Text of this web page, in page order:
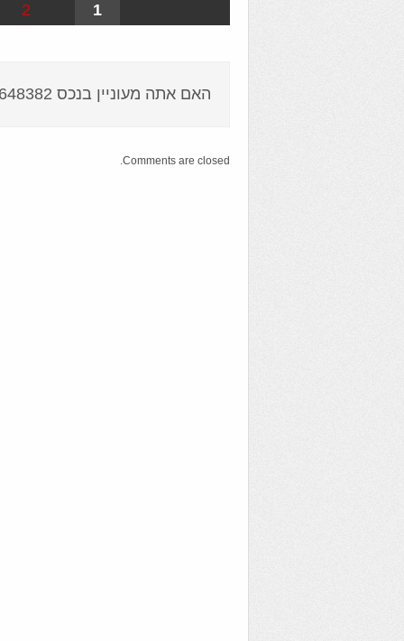
1
2
האם אתה מעוניין בנכס 5648382 ?
Comments are closed.